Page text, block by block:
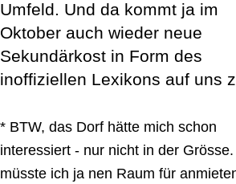
Umfeld. Und da kommt ja im
Oktober auch wieder neue
Sekundärkost in Form des
inoffiziellen Lexikons auf uns
* BTW, das Dorf hätte mich schon
interessiert - nur nicht in der
müsste ich ja nen Raum für